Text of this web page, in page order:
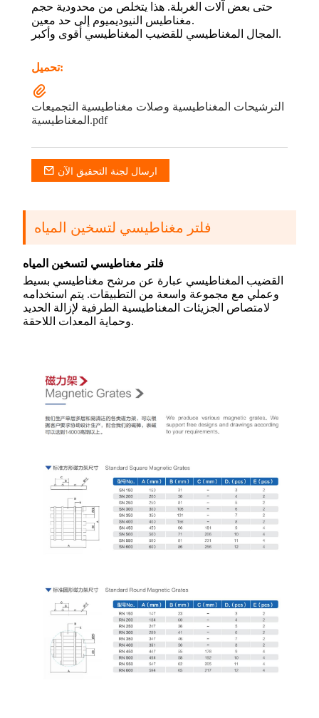
حتى بعض آلات الغربلة. هذا يتخلص من محدودية حجم
مغناطيس النيوديميوم إلى حد معين.
المجال المغناطيسي للقضيب المغناطيسي أقوى وأكبر.
تحميل:
الترشيحات المغناطيسية وصلات مغناطيسية التجميعات
المغناطيسية.pdf
ارسال لجنة التحقيق الآن
فلتر مغناطيسي لتسخين المياه
فلتر مغناطيسي لتسخين المياه
القضيب المغناطيسي عبارة عن مرشح مغناطيسي بسيط
وعملي مع مجموعة واسعة من التطبيقات. يتم استخدامه
لامتصاص الجزيئات المغناطيسية الطرفية لإزالة الحديد
وحماية المعدات اللاحقة.